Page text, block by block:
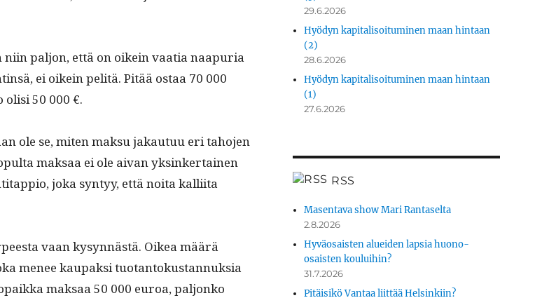
niin paljon, että on oikein vaa­tia naa­puria
ei oikein pelitä. Pitää ostaa 70 000
50 000 €.
ole se, miten mak­su jakau­tuu eri taho­jen
mak­saa ei ole aivan yksinker­tainen
joka syn­tyy, että noi­ta kalli­ita
vaan kysyn­nästä. Oikea määrä
menee kau­pak­si tuotan­tokus­tan­nuk­sia
mak­saa 50 000 euroa, paljonko
29.6.2026
Hyödyn kapitalisoituminen maan hintaan
(2)
28.6.2026
Hyödyn kapitalisoituminen maan hintaan
(1)
27.6.2026
RSS
Masentava show Mari Rantaselta
2.8.2026
Hyväosaisten alueiden lapsia huono-
osaisten kouluihin?
31.7.2026
Pitäisikö Vantaa liittää Helsinkiin?